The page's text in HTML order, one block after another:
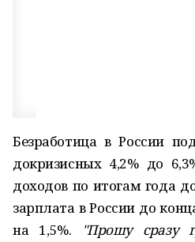
Безработица в России
докризисных 4,2% до
доходов по итогам года
зарплата в России до
на 1,5%.
"Прошу сразу